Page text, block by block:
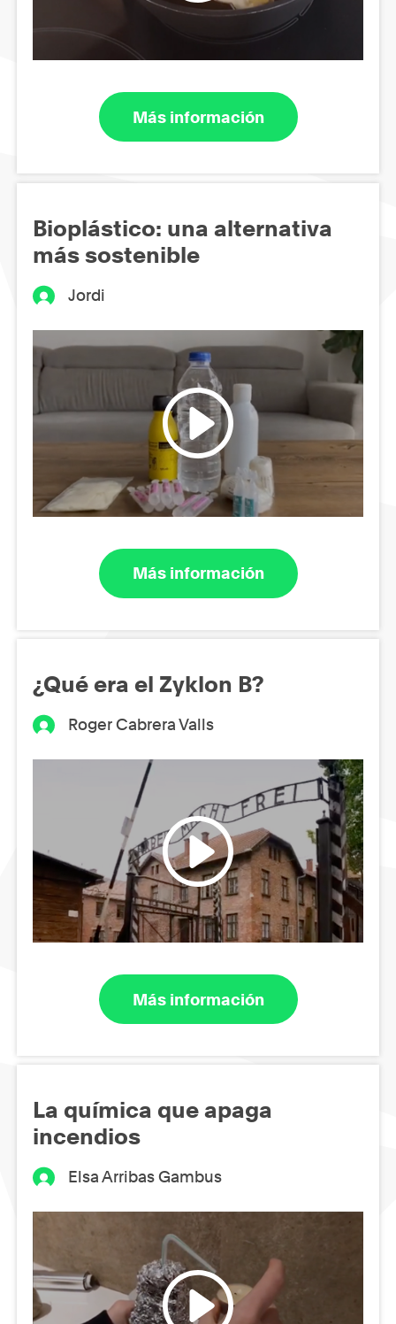
Más información
Bioplástico: una alternativa
más sostenible
Jordi
Más información
¿Qué era el Zyklon B?
Roger Cabrera Valls
Más información
La química que apaga
incendios
Elsa Arribas Gambus